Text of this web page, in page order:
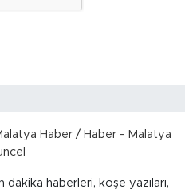
haberleri, köşe yazıları,